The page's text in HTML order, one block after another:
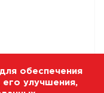
обеспечения
его улучшения,